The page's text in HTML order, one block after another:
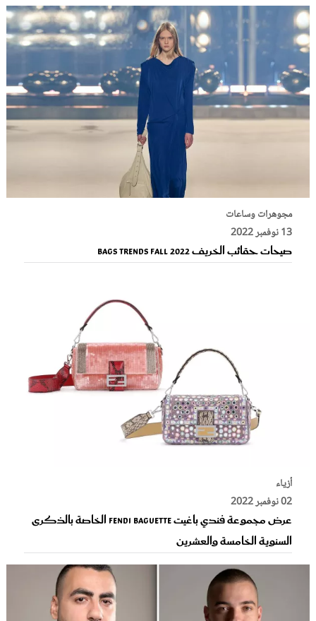
مجوهرات وساعات
13 نوفمبر 2022
صيحات حقائب الخريف Bags Trends Fall 2022
أزياء
02 نوفمبر 2022
عرض مجموعة فندي باغيت Fendi Baguette الخاصة بالذكرى
السنوية الخامسة والعشرين